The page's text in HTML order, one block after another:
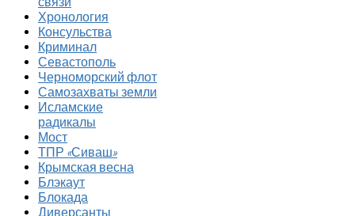
Хронология
Консульства
Криминал
Севастополь
Черноморский флот
Самозахваты земли
Исламские
радикалы
Мост
ТПР «Сиваш»
Крымская весна
Блэкаут
Блокада
Диверсанты